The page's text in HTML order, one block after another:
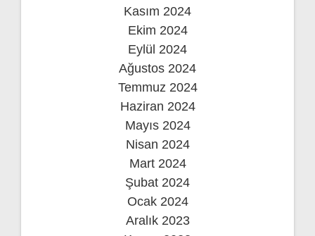
Kasım 2024
Ekim 2024
Eylül 2024
Ağustos 2024
Temmuz 2024
Haziran 2024
Mayıs 2024
Nisan 2024
Mart 2024
Şubat 2024
Ocak 2024
Aralık 2023